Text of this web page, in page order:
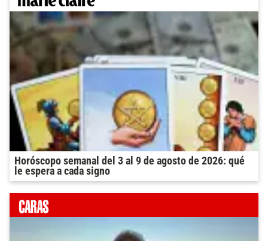
Horóscopo semanal del 3 al 9 de agosto de 2026: qué
le espera a cada signo